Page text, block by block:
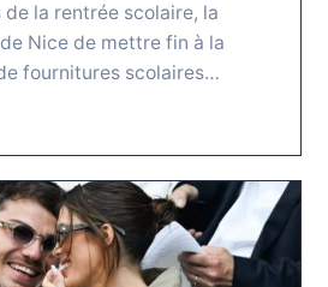
la rentrée scolaire, la
Nice de mettre fin à la
fournitures scolaires…